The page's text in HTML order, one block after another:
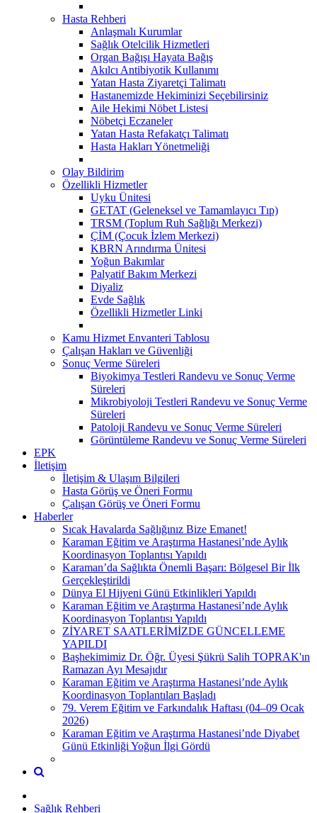
Hasta Rehberi
Anlaşmalı Kurumlar
Sağlık Otelcilik Hizmetleri
Organ Bağışı Hayata Bağış
Akılcı Antibiyotik Kullanımı
Yatan Hasta Ziyaretçi Talimatı
Hastanemizde Hekiminizi Seçebilirsiniz
Aile Hekimi Nöbet Listesi
Nöbetçi Eczaneler
Yatan Hasta Refakatçı Talimatı
Hasta Hakları Yönetmeliği
Olay Bildirim
Özellikli Hizmetler
Uyku Ünitesi
GETAT (Geleneksel ve Tamamlayıcı Tıp)
TRSM (Toplum Ruh Sağlığı Merkezi)
ÇİM (Çocuk İzlem Merkezi)
KBRN Arındırma Ünitesi
Yoğun Bakımlar
Palyatif Bakım Merkezi
Diyaliz
Evde Sağlık
Özellikli Hizmetler Linki
Kamu Hizmet Envanteri Tablosu
Çalışan Hakları ve Güvenliği
Sonuç Verme Süreleri
Biyokimya Testleri Randevu ve Sonuç Verme
Süreleri
Mikrobiyoloji Testleri Randevu ve Sonuç Verme
Süreleri
Patoloji Randevu ve Sonuç Verme Süreleri
Görüntüleme Randevu ve Sonuç Verme Süreleri
EPK
İletişim
İletişim & Ulaşım Bilgileri
Hasta Görüş ve Öneri Formu
Çalışan Görüş ve Öneri Formu
Haberler
Sıcak Havalarda Sağlığınız Bize Emanet!
Karaman Eğitim ve Araştırma Hastanesi’nde Aylık
Koordinasyon Toplantısı Yapıldı
Karaman’da Sağlıkta Önemli Başarı: Bölgesel Bir İlk
Gerçekleştirildi
Dünya El Hijyeni Günü Etkinlikleri Yapıldı
Karaman Eğitim ve Araştırma Hastanesi’nde Aylık
Koordinasyon Toplantısı Yapıldı
ZİYARET SAATLERİMİZDE GÜNCELLEME
YAPILDI
Başhekimimiz Dr. Öğr. Üyesi Şükrü Salih TOPRAK'ın
Ramazan Ayı Mesajıdır
Karaman Eğitim ve Araştırma Hastanesi’nde Aylık
Koordinasyon Toplantıları Başladı
79. Verem Eğitim ve Farkındalık Haftası (04–09 Ocak
2026)
Karaman Eğitim ve Araştırma Hastanesi’nde Diyabet
Günü Etkinliği Yoğun İlgi Gördü
Sağlık Rehberi